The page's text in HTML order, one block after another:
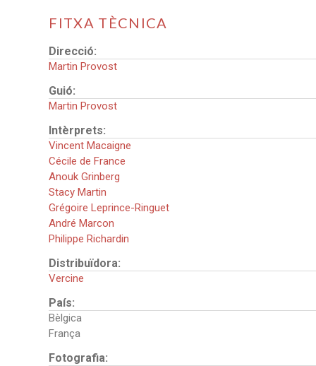
FITXA TÈCNICA
Direcció:
Martin Provost
Guió:
Martin Provost
Intèrprets:
Vincent Macaigne
Cécile de France
Anouk Grinberg
Stacy Martin
Grégoire Leprince-Ringuet
André Marcon
Philippe Richardin
Distribuïdora:
Vercine
País:
Bèlgica
França
Fotografia: